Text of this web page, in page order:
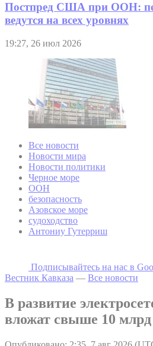
Постпред США при ООН:
ведутся на всех уровнях
19:27, 26 июл 2026
Все новости
Новости мира
Новости политики
Черное море
ООН
безопасность
Азовское море
судоходство
Антониу Гутерриш
Подписывайтесь на наc в
Вестник Кавказа — Все новости
В развитие
вложат свыше 10 млрд